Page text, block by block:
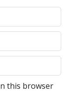
this browser